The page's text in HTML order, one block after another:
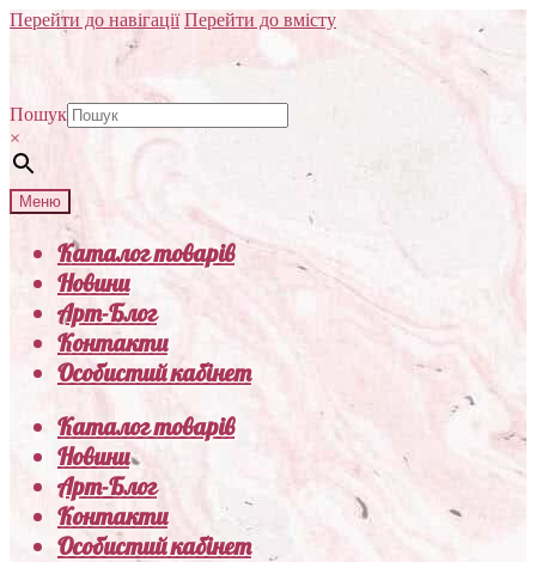
Перейти до навігації Перейти до вмісту
Пошук
×
Меню
Каталог товарів
Новини
Арт-Блог
Контакти
Особистий кабінет
Каталог товарів
Новини
Арт-Блог
Контакти
Особистий кабінет